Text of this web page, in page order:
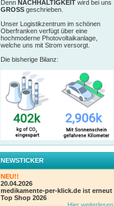
DennNACHHALTIGKEIT wird bei uns
GROSS geschrieben.
Unser Logistikzentrum im schönen
Oberfranken verfügt über eine
hochmoderne Photovoltaikanlage,
welche uns mit Strom versorgt.
Die bisherige Bilanz:
NEWSTICKER
NEU!!
20.04.2026
medikamente-per-klick.de ist erneut
Top Shop 2026